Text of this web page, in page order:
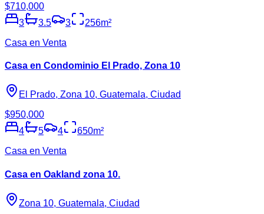
$710,000
3
3.5 3 256m²
Casa en Venta
Casa en Condominio El Prado, Zona 10
El Prado, Zona 10, Guatemala, Ciudad
$950,000
4
5 4 650m²
Casa en Venta
Casa en Oakland zona 10.
Zona 10, Guatemala, Ciudad